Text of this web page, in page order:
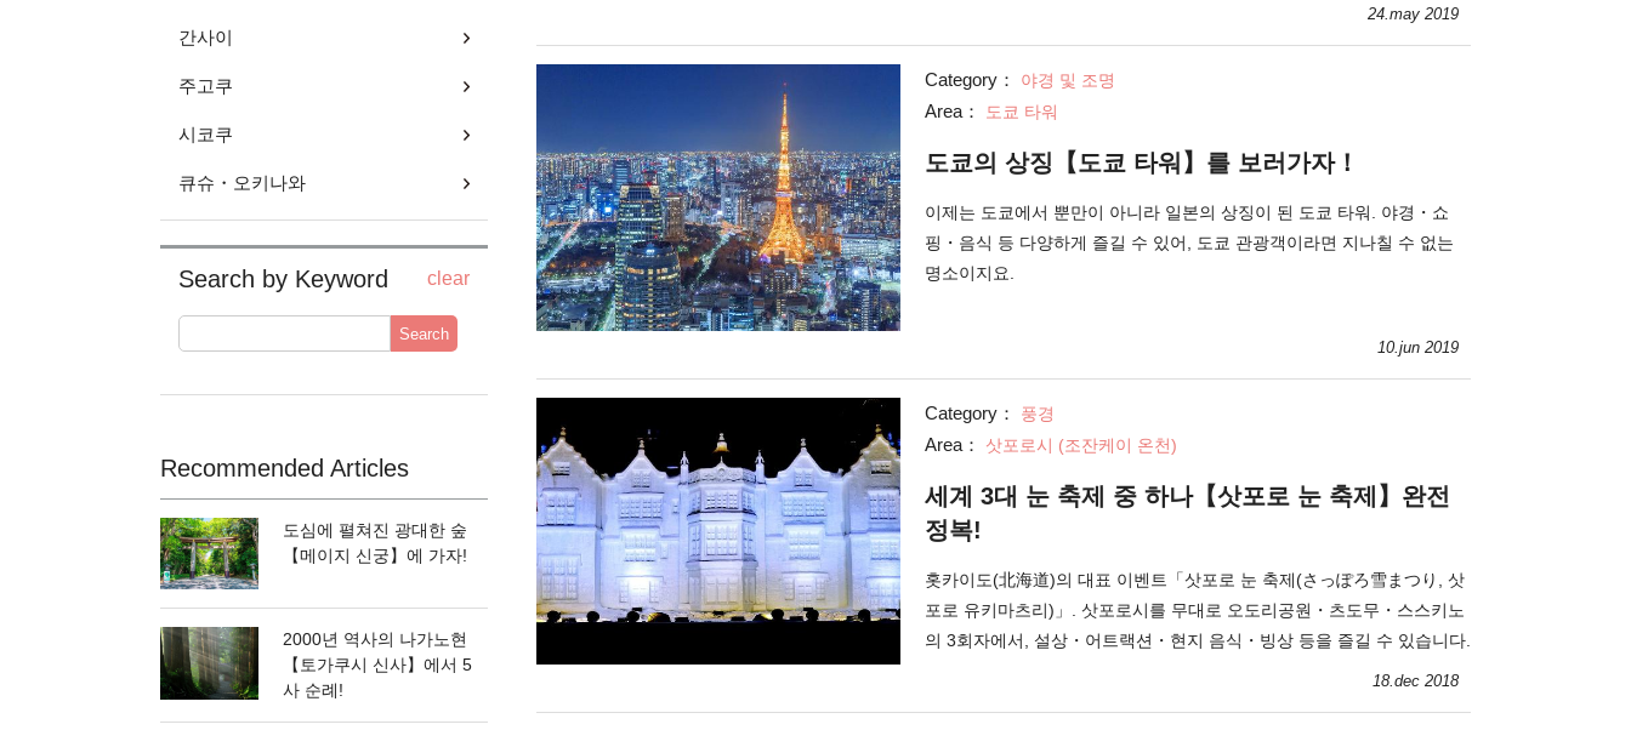
간사이
주고쿠
시코쿠
큐슈・오키나와
Search by Keyword clear
Search
Recommended Articles
도심에 펼쳐진 광대한 숲
【메이지 신궁】에 가자!
2000년 역사의 나가노현
【토가쿠시 신사】에서 5
사 순례!
24.may 2019
Category： 야경 및 조명
Area： 도쿄 타워
도쿄의 상징【도쿄 타워】를 보러가자！
이제는 도쿄에서 뿐만이 아니라 일본의 상징이 된 도쿄 타워. 야경・쇼
핑・음식 등 다양하게 즐길 수 있어, 도쿄 관광객이라면 지나칠 수 없는
명소이지요.
10.jun 2019
Category： 풍경
Area： 삿포로시 (조잔케이 온천)
세계 3대 눈 축제 중 하나【삿포로 눈 축제】완전
정복!
홋카이도(北海道)의 대표 이벤트「삿포로 눈 축제(さっぽろ雪まつり, 삿
포로 유키마츠리)」. 삿포로시를 무대로 오도리공원・츠도무・스스키노
의 3회자에서, 설상・어트랙션・현지 음식・빙상 등을 즐길 수 있습니다.
18.dec 2018